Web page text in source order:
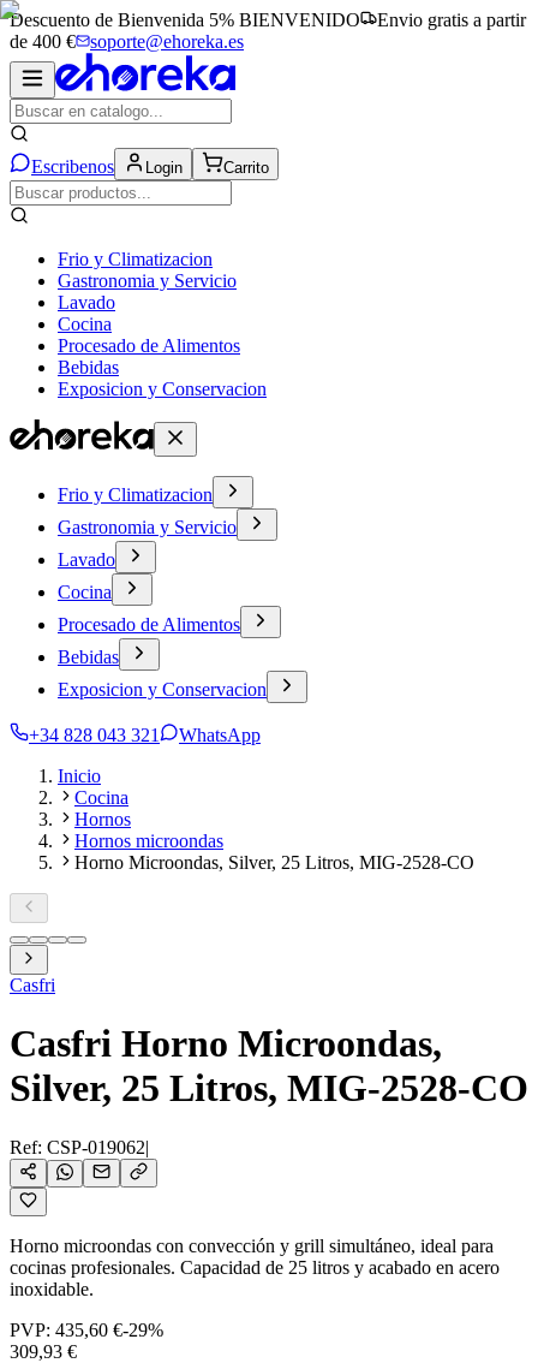
Descuento de Bienvenida 5% BIENVENIDO
Envio gratis a partir
de 400 €
soporte@ehoreka.es
Escribenos Login Carrito
Frio y Climatizacion
Gastronomia y Servicio
Lavado
Cocina
Procesado de Alimentos
Bebidas
Exposicion y Conservacion
Frio y Climatizacion
Gastronomia y Servicio
Lavado
Cocina
Procesado de Alimentos
Bebidas
Exposicion y Conservacion
+34 828 043 321
WhatsApp
Inicio
Cocina
Hornos
Hornos microondas
Horno Microondas, Silver, 25 Litros, MIG-2528-CO
Casfri
Casfri Horno Microondas,
Silver, 25 Litros, MIG-2528-CO
Ref: CSP-019062|
Horno microondas con convección y grill simultáneo, ideal para
cocinas profesionales. Capacidad de 25 litros y acabado en acero
inoxidable.
PVP: 435,60 €-29%
309,93 €